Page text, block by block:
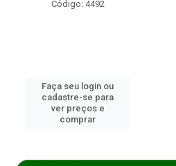
Código: 4492
Faça seu login ou
cadastre-se para
ver preços e
comprar